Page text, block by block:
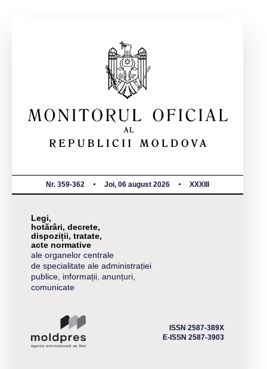
Nr. 359-362 Joi, 06 august 2026 XXXIII
Legi,
hotărâri, decrete,
dispoziții, tratate,
acte normative
ale organelor centrale
de specialitate ale administrației
publice, informații, anunțuri,
comunicate
ISSN 2587-389X
E-ISSN 2587-3903